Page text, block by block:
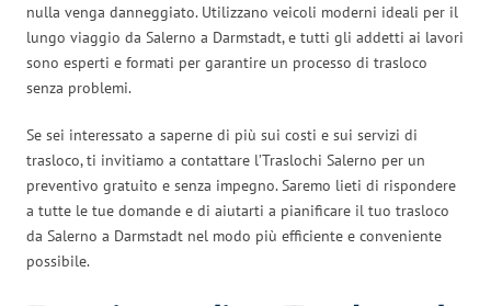
nulla venga danneggiato. Utilizzano veicoli moderni ideali per il
lungo viaggio da Salerno a Darmstadt, e tutti gli addetti ai lavori
sono esperti e formati per garantire un processo di trasloco
senza problemi.
Se sei interessato a saperne di più sui costi e sui servizi di
trasloco, ti invitiamo a contattare l’Traslochi Salerno per un
preventivo gratuito e senza impegno. Saremo lieti di rispondere
a tutte le tue domande e di aiutarti a pianificare il tuo trasloco
da Salerno a Darmstadt nel modo più efficiente e conveniente
possibile.